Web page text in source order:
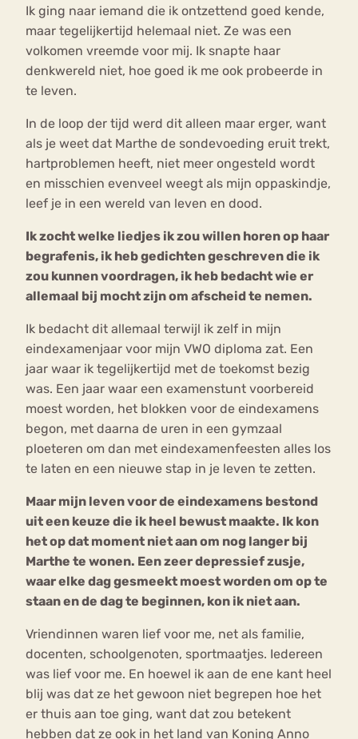
Ik ging naar iemand die ik ontzettend goed kende,
maar tegelijkertijd helemaal niet. Ze was een
volkomen vreemde voor mij. Ik snapte haar
denkwereld niet, hoe goed ik me ook probeerde in
te leven.
In de loop der tijd werd dit alleen maar erger, want
als je weet dat Marthe de sondevoeding eruit trekt,
hartproblemen heeft, niet meer ongesteld wordt
en misschien evenveel weegt als mijn oppaskindje,
leef je in een wereld van leven en dood.
Ik zocht welke liedjes ik zou willen horen op haar
begrafenis, ik heb gedichten geschreven die ik
zou kunnen voordragen, ik heb bedacht wie er
allemaal bij mocht zijn om afscheid te nemen.
Ik bedacht dit allemaal terwijl ik zelf in mijn
eindexamenjaar voor mijn VWO diploma zat. Een
jaar waar ik tegelijkertijd met de toekomst bezig
was. Een jaar waar een examenstunt voorbereid
moest worden, het blokken voor de eindexamens
begon, met daarna de uren in een gymzaal
ploeteren om dan met eindexamenfeesten alles los
te laten en een nieuwe stap in je leven te zetten.
Maar mijn leven voor de eindexamens bestond
uit een keuze die ik heel bewust maakte. Ik kon
het op dat moment niet aan om nog langer bij
Marthe te wonen. Een zeer depressief zusje,
waar elke dag gesmeekt moest worden om op te
staan en de dag te beginnen, kon ik niet aan.
Vriendinnen waren lief voor me, net als familie,
docenten, schoolgenoten, sportmaatjes. Iedereen
was lief voor me. En hoewel ik aan de ene kant heel
blij was dat ze het gewoon niet begrepen hoe het
er thuis aan toe ging, want dat zou betekent
hebben dat ze ook in het land van Koning Anno